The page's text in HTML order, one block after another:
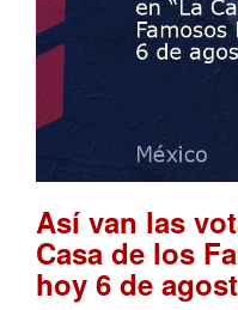
Así van las
Casa de los
hoy 6 de